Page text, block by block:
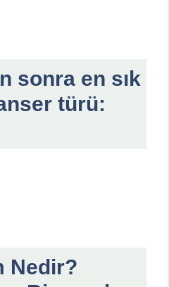
sonra en sık
türü:
Nedir?